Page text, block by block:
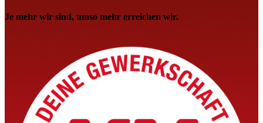
Je mehr wir sind, umso mehr erreichen wir.